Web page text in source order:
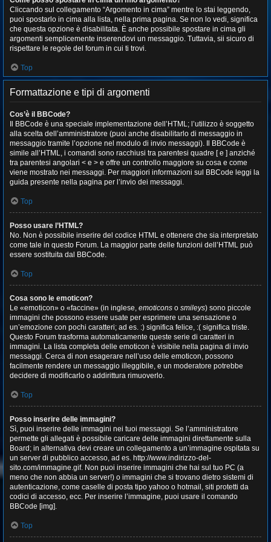
Cliccando sul collegamento “Argomento in cima” mentre lo stai leggendo,
puoi spostarlo in cima alla lista, nella prima pagina. Se non lo vedi, significa
che questa opzione è disabilitata. È anche possibile spostare in cima gli
argomenti semplicemente inserendovi un messaggio. Tuttavia, sii sicuro di
rispettare le regole del forum in cui ti trovi.
Top
Formattazione e tipi di argomenti
Cos’è il BBCode?
Il BBCode è una speciale implementazione dell’HTML; l’utilizzo è soggetto
alla scelta dell’amministratore (puoi anche disabilitarlo di messaggio in
messaggio tramite l’opzione nel modulo di invio messaggi). Il BBCode è
simile all’HTML, i comandi sono racchiusi tra parentesi quadre [ e ] anziché
tra parentesi angolari < e > e offre un controllo maggiore su cosa e come
viene mostrato nei messaggi. Per maggiori informazioni sul BBCode leggi la
guida presente nella pagina per l’invio dei messaggi.
Top
Posso usare l’HTML?
No. Non è possibile inserire del codice HTML e ottenere che sia interpretato
come tale in questo Forum. La maggior parte delle funzioni dell’HTML può
essere sostituita dal BBCode.
Top
Cosa sono le emoticon?
Le «emoticon» o «faccine» (in inglese, emoticons o smileys) sono piccole
immagini che possono essere usate per esprimere una sensazione o
un’emozione con pochi caratteri; ad es. :) significa felice, :( significa triste.
Questo Forum trasforma automaticamente queste serie di caratteri in
immagini. La lista completa delle emoticon è visibile nella pagina di invio
messaggi. Cerca di non esagerare nell’uso delle emoticon, possono
facilmente rendere un messaggio illeggibile, e un moderatore potrebbe
decidere di modificarlo o addirittura rimuoverlo.
Top
Posso inserire delle immagini?
Sì, puoi inserire delle immagini nei tuoi messaggi. Se l’amministratore
permette gli allegati è possibile caricare delle immagini direttamente sulla
Board; in alternativa devi creare un collegamento a un’immagine ospitata su
un server di pubblico accesso, ad es. http://www.indirizzo-del-
sito.com/immagine.gif. Non puoi inserire immagini che hai sul tuo PC (a
meno che non abbia un server!) o immagini che si trovano dietro sistemi di
autenticazione, come caselle di posta tipo yahoo o hotmail, siti protetti da
codici di accesso, ecc. Per inserire l’immagine, puoi usare il comando
BBCode [img].
Top